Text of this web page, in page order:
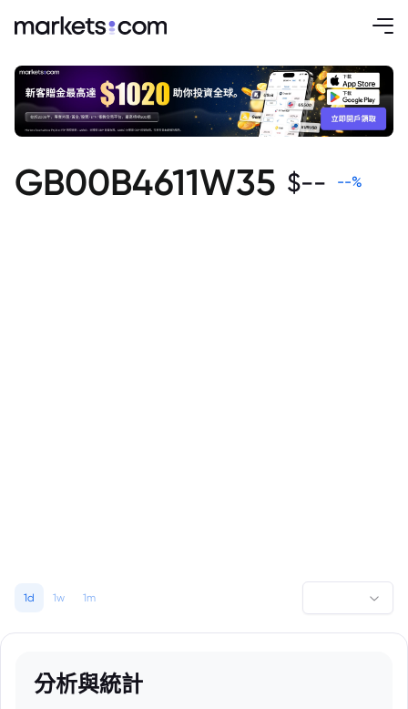
GB00B4611W35 $-- --%
1d 1w 1m
分析與統計